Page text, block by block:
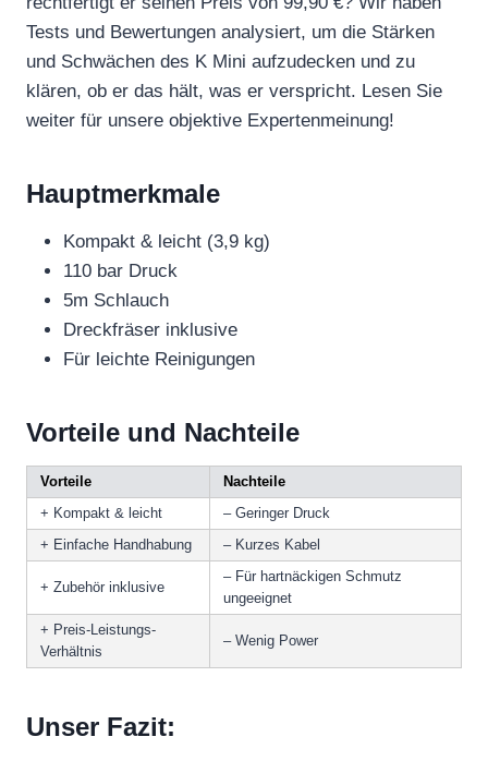
Tests und Bewertungen analysiert, um die Stärken
und Schwächen des K Mini aufzudecken und zu
klären, ob er das hält, was er verspricht. Lesen Sie
weiter für unsere objektive Expertenmeinung!
Hauptmerkmale
Kompakt & leicht (3,9 kg)
110 bar Druck
5m Schlauch
Dreckfräser inklusive
Für leichte Reinigungen
Vorteile und Nachteile
Vorteile
Nachteile
+ Kompakt & leicht
– Geringer Druck
+ Einfache Handhabung
– Kurzes Kabel
+ Zubehör inklusive
– Für hartnäckigen Schmutz
ungeeignet
+ Preis-Leistungs-
Verhältnis
– Wenig Power
Unser Fazit: